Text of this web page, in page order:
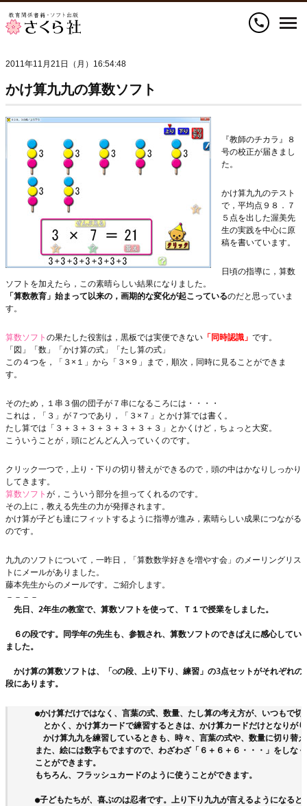
call
2011年11月21日（月）16:54:48
かけ算九九の算数ソフト
『教師のチカラ』８
号の校正が届きまし
た。
かけ算九九のテスト
で，平均点９８．７
５点を出した渥美先
生の実践を中心に原
稿を書いています。
日頃の指導に，算数
ソフトを加えたら，この素晴らしい結果になり ました。
「算数教育」始まって以来の，画期的な変化が起こっているのだと思っていま
す。
算数ソフト の果たした役割は，黒板では実便できない 「同時認識」 です。
「図」「数」「かけ算の式」「たし算の式」
この４つを，「３×１」から「３×９」まで，順次，同時に見ることができま
す。
そのため，１串３個の団子が７串になるころには・・・・
これは，「３」が７つであり，「３×７」とかけ算では書く。
たし算では「３＋３＋３＋３＋３＋３＋３」とかくけど，ちょっと大変。
こういうことが，頭にどんどん入っていくのです。
クリック一つで，上り・下りの切り替えができるので，頭の中はかなりしっかり
してきます。
算数ソフト が，こういう部分を担ってくれるのです。
その上に，教える先生の力が発揮されます。
かけ算が子ども達にフィットするように指導が進み，素晴らしい成果につながる
のです。
九九のソフトについて，一昨日，「算数数学好きを増やす会」のメーリングリス
トにメールがありました。
藤本先生からのメールです。ご紹介します。
－－－－
先日、2年生の教室で、算数ソフトを使って、Ｔ１で授業をしました。
６の段です。同学年の先生も、参観され、算数ソフトのできばえに感心してい
ました。
かけ算の算数ソフトは、「○の段、上り下り、練習」の3点セットがそれぞれの
段にあります。
●かけ算だけではなく、言葉の式、数量、たし算の考え方が、いつもで
とかく、かけ算カードで練習するときは、かけ算カードだけとなりが
かけ算九九を練習しているときも、時々、言葉の式や、数量に切り替
また、絵には数字もでますので、わざわざ「６＋６＋６・・・」をしな
ことができます。
もちろん、フラッシュカードのように使うことができます。
●子どもたちが、喜ぶのは忍者です。上り下り九九が言えるようになる